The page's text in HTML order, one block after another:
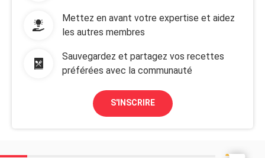
Mettez en avant votre expertise et aidez
les autres membres
Sauvegardez et partagez vos recettes
préférées avec la communauté
S'INSCRIRE